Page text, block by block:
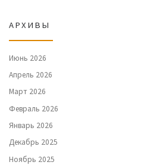
АРХИВЫ
Июнь 2026
Апрель 2026
Март 2026
Февраль 2026
Январь 2026
Декабрь 2025
Ноябрь 2025